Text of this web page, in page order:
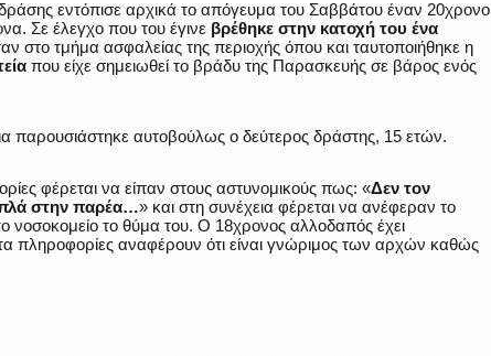
εντόπισε αρχικά το απόγευμα του Σαββάτου έναν 20χρονο
Σε έλεγχο που του έγινε βρέθηκε στην κατοχή του ένα
στο τμήμα ασφαλείας της περιοχής όπου και ταυτοποιήθηκε η
που είχε σημειωθεί το βράδυ της Παρασκευής σε βάρος ενός
παρουσιάστηκε αυτοβούλως ο δεύτερος δράστης, 15 ετών.
φέρεται να είπαν στους αστυνομικούς πως: «Δεν τον
στην παρέα…» και στη συνέχεια φέρεται να ανέφεραν το
νοσοκομείο το θύμα του. Ο 18χρονος αλλοδαπός έχει
πληροφορίες αναφέρουν ότι είναι γνώριμος των αρχών καθώς